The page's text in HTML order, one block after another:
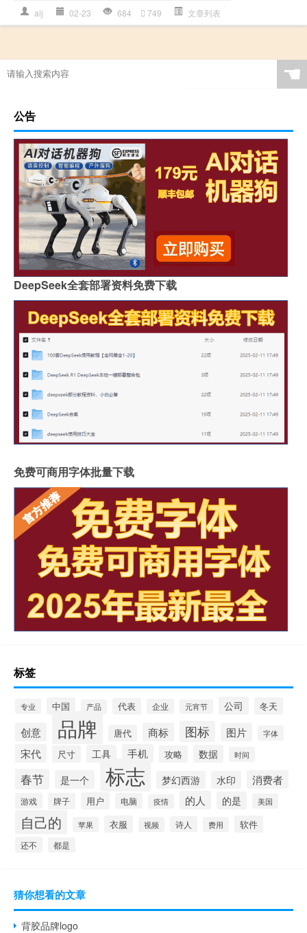
aij 02-23 684 749 文章列表
☚
公告
DeepSeek全套部署资料免费下载
免费可商用字体批量下载
标签
专业 中国 产品 代表 企业 元宵节 公司 冬天
创意 品牌 唐代 商标 图标 图片 字体
宋代 尺寸 工具 手机 攻略 数据 时间
春节 是一个 标志 梦幻西游 水印 消费者
游戏 牌子 用户 电脑 疫情 的人 的是 美国
自己的 苹果 衣服 视频 诗人 费用 软件
还不 都是
猜你想看的文章
背胶品牌logo